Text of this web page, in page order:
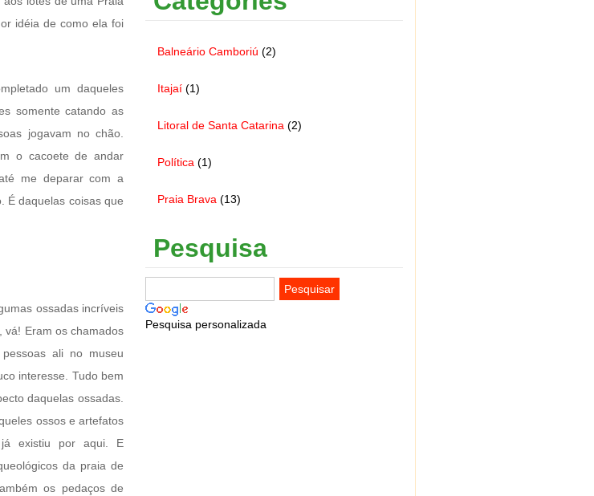
idéia de como ela foi
um daqueles
somente catando as
jogavam no chão.
o cacoete de andar
me deparar com a
É daquelas coisas que
ossadas incríveis
vá! Eram os chamados
ali no museu
interesse. Tudo bem
daquelas ossadas.
ossos e artefatos
existiu por aqui. E
da praia de
os pedaços de
Balneário Camboriú (2)
Itajaí (1)
Litoral de Santa Catarina (2)
Política (1)
Praia Brava (13)
Pesquisa
Pesquisa personalizada